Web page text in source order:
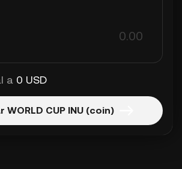
a 0 USD
WORLD CUP INU (coin)